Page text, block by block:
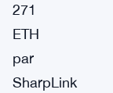
271
ETH
par
SharpLink